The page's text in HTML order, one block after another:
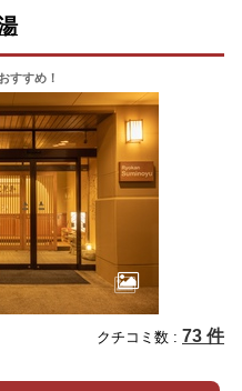
すすめ！
クチコミ数 : 73 件